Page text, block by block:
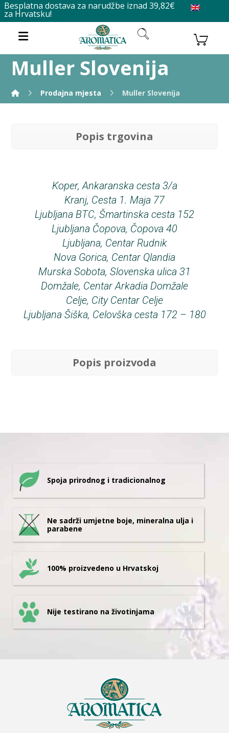
Besplatna dostava za narudžbe iznad 39,82€
za Hrvatsku!
Muller Slovenija
Prodajna mjesta Muller Slovenija
Popis trgovina
Koper, Ankaranska cesta 3/a
Kranj, Cesta 1. Maja 77
Ljubljana BTC, Šmartinska cesta 152
Ljubljana Čopova, Čopova 40
Ljubljana, Centar Rudnik
Nova Gorica, Centar Qlandia
Murska Sobota, Slovenska ulica 31
Domžale, Centar Arkadia Domžale
Celje, City Centar Celje
Ljubljana Šiška, Celovška cesta 172 – 180
Popis proizvoda
Spoja prirodnog i tradicionalnog
Ne sadrži umjetne boje, mineralna ulja i
parabene
100% proizvedeno u Hrvatskoj
Nije testirano na životinjama